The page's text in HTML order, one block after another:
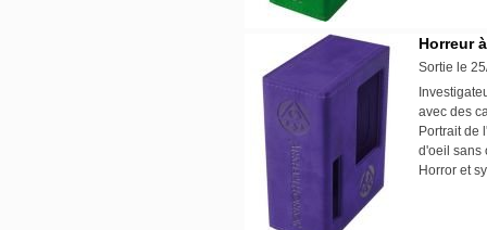
Horreur
Sortie le
avec des
Portrait de
d'oeil sans
Horror et